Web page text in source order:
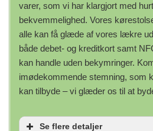
varer, som vi har klargjort med
bekvemmelighed. Vores
alle kan få glæde af vores lækre
både debet- og kreditkort samt
kan handle uden bekymringer.
imødekommende stemning, som
kan tilbyde – vi glæder os til at
Se flere detaljer